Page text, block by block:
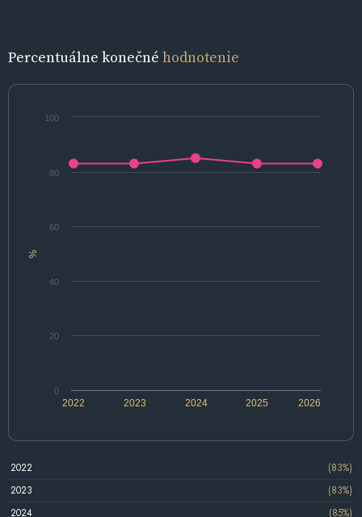
Percentuálne konečné hodnotenie
%
2022 2024 2026
2023 2025
0
20
40
60
80
100
2022
(83%)
2023
(83%)
2024
(85%)